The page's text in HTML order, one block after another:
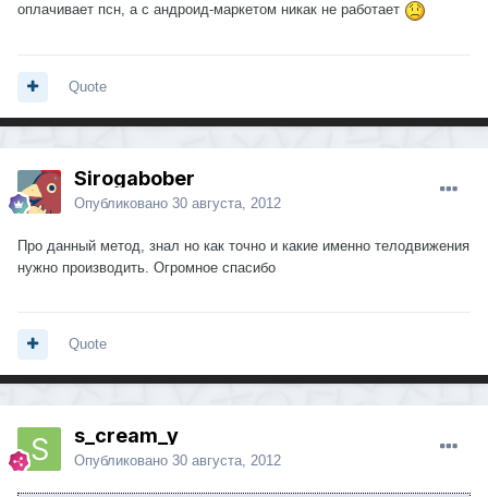
оплачивает псн, а с андроид-маркетом никак не работает
Quote
Sirogabober
Опубликовано 30 августа, 2012
Про данный метод, знал но как точно и какие именно телодвижения
нужно производить. Огромное спасибо
Quote
s_cream_y
Опубликовано 30 августа, 2012